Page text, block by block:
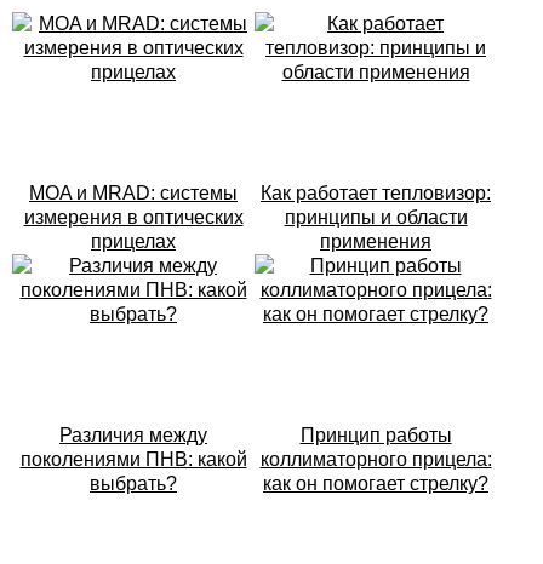
MOA и MRAD: системы
измерения в оптических
прицелах
Как работает тепловизор:
принципы и области
применения
Различия между
поколениями ПНВ: какой
выбрать?
Принцип работы
коллиматорного прицела:
как он помогает стрелку?